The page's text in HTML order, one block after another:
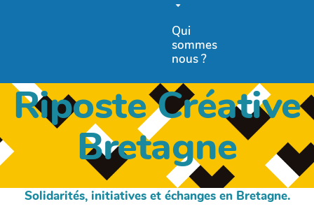
Qui
sommes
nous ?
Riposte Créative
Bretagne
Solidarités, initiatives et échanges en Bretagne.